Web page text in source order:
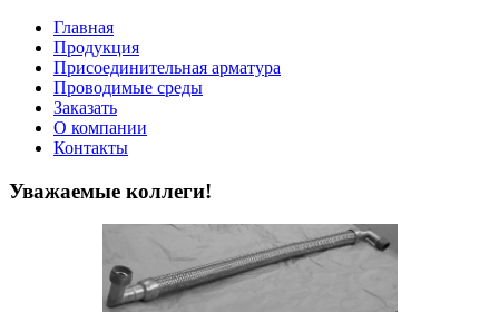
Главная
Продукция
Присоединительная арматура
Проводимые среды
Заказать
О компании
Контакты
Уважаемые коллеги!